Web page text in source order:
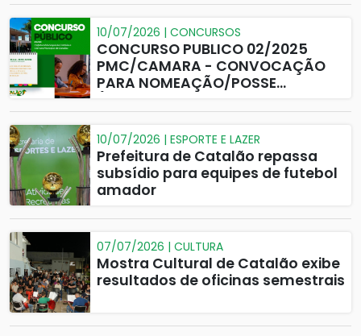
10/07/2026 | CONCURSOS
CONCURSO PUBLICO 02/2025
PMC/CAMARA - CONVOCAÇÃO
PARA NOMEAÇÃO/POSSE
CATALAO)
10/07/2026 | ESPORTE E LAZER
Prefeitura de Catalão repassa
subsídio para equipes de futebol
amador
07/07/2026 | CULTURA
Mostra Cultural de Catalão exibe
resultados de oficinas semestrais